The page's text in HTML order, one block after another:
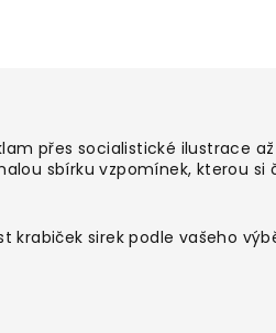
přes socialistické ilustrace
sbírku vzpomínek, kterou si
krabiček sirek podle vašeho